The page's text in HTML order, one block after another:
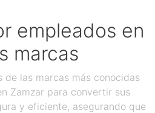
empleados en
marcas
de las marcas más conocidas
Zamzar para convertir sus
y eficiente, asegurando que